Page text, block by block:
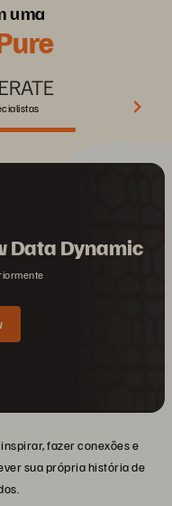
uma
Data Dynamic
fazer conexões e
sua própria história de